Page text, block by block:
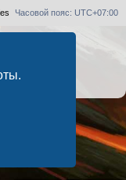
Часовой пояс: UTC+07:00